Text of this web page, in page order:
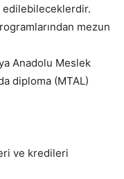
mezun
Anadolu Meslek
diploma (MTAL)
ve kredileri